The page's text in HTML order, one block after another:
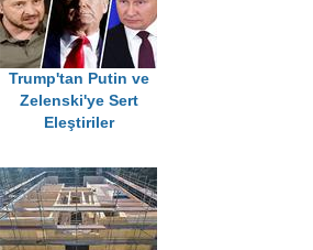
Trump'tan Putin ve
Zelenski'ye Sert
Eleştiriler